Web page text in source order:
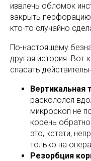
извлечь обломок
закрыть
кто-то случайно
По-настоящему
другая история. Вот
спасать
Вертикальная
раскололся
микроскоп не
корень
это, кстати,
только на
Резорбция